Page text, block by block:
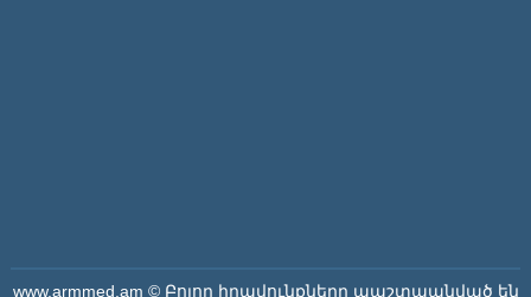
www.armmed.am © Բոլոր իրավունքները պաշտպանված են